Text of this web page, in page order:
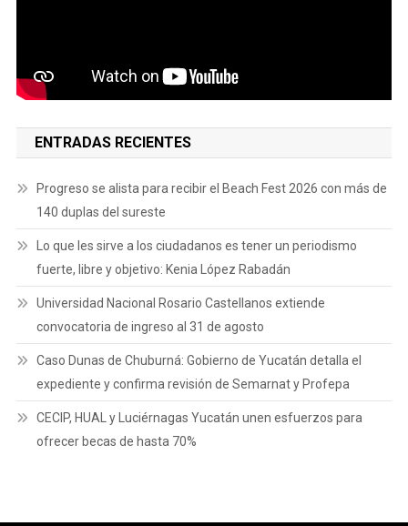
ENTRADAS RECIENTES
Progreso se alista para recibir el Beach Fest 2026 con más de
140 duplas del sureste
Lo que les sirve a los ciudadanos es tener un periodismo
fuerte, libre y objetivo: Kenia López Rabadán
Universidad Nacional Rosario Castellanos extiende
convocatoria de ingreso al 31 de agosto
Caso Dunas de Chuburná: Gobierno de Yucatán detalla el
expediente y confirma revisión de Semarnat y Profepa
CECIP, HUAL y Luciérnagas Yucatán unen esfuerzos para
ofrecer becas de hasta 70%